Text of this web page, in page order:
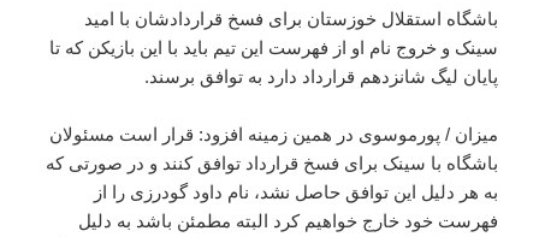
باشگاه استقلال خوزستان برای فسخ قراردادشان با امید
سینک و خروج نام او از فهرست این تیم باید با این بازیکن که تا
پایان لیگ شانزدهم قرارداد دارد به توافق برسند.
میزان / پورموسوی در همین زمینه افزود: قرار است مسئولان
باشگاه با سینک برای فسخ قرارداد توافق کنند و در صورتی که
به هر دلیل این توافق حاصل نشد، نام داود گودرزی را از
فهرست خود خارج خواهیم کرد البته مطمئن باشد به دلیل